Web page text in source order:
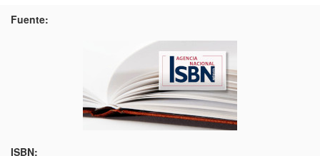
Fuente:
ISBN: